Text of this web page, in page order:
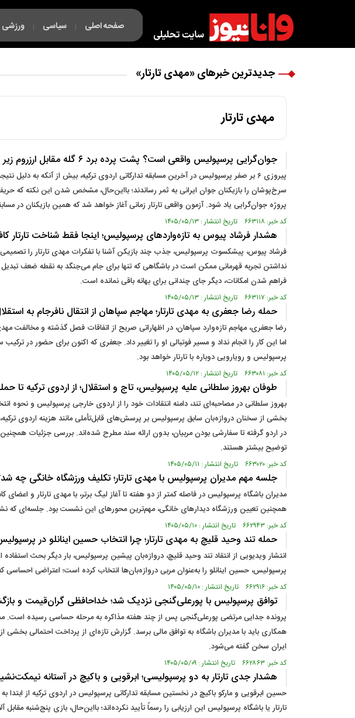
صفحه اصلی | سیاسی | ورزشی
فکت لایف
جدیدترین خبرهای «مهدی تارتار»
مهدی تارتار
جوان‌گرایی پرسپولیس واقعی است؟ پشت پرده برد ۶ گله مقابل ارزروم زیر ۲۱ سال
پیروزی ۶ بر صفر پرسپولیس در آخرین مسابقه تدارکاتی اردوی ترکیه، بیش از آنکه به
پروژه جوان‌گرایی یاد شود. آزمون واقعی تارتار زمانی آغاز خواهد شد که همین بازیکنان در
کد خبر: ۶۶۳۱۱۸ تاریخ انتشار : ۱۴۰۵/۰۵/۱۳
هشدار فرشاد پیوس به تازه‌واردهای پرسپولیس؛ اینجا فقط شناخت تارتار
فرشاد پیوس، پیشکسوت پرسپولیس، جذب چند بازیکن آشنا با تفکرات مهدی تارتار را
فراهم شدن امکانات، دیگر جای چندانی برای بهانه باقی نمانده است.
کد خبر: ۶۶۳۱۱۷ تاریخ انتشار : ۱۴۰۵/۰۵/۱۳
حمله رضا جعفری به مهدی تارتار؛ مهاجم سپاهان از انتقال نافرجام به
رضا جعفری، مهاجم تازه‌وارد سپاهان، در اظهاراتی صریح از اتفاقات فصل گذشته و مخالفت
اما این کار را انجام نداد و مسیر فوتبالی او را تغییر داد. جعفری که اکنون برای حضور در
پرسپولیس و رویارویی دوباره با تارتار خواهد بود.
کد خبر: ۶۶۳۰۸۱ تاریخ انتشار : ۱۴۰۵/۰۵/۱۲
طوفان بهروز سلطانی علیه پرسپولیس، تاج و استقلال؛ از اردوی ترکیه تا
بهروز سلطانی در مصاحبه‌ای تند، دامنه انتقادات خود را از اردوی خارجی پرسپولیس و نحوه
بخشی از سخنان دروازه‌بان سابق پرسپولیس بر پرسش‌های قابل‌تأملی مانند هزینه اردوی
در اردو گرفته تا سفارشی بودن مربیان، بدون ارائه سند مطرح شده‌اند. بررسی جزئیات
توضیح بیشتر هستند.
کد خبر: ۶۶۳۰۲۰ تاریخ انتشار : ۱۴۰۵/۰۵/۱۱
جلسه مهم مدیران پرسپولیس با مهدی تارتار؛ تکلیف ورزشگاه خانگی چه
مدیران باشگاه پرسپولیس در فاصله کمتر از دو هفته تا آغاز لیگ برتر، با مهدی تارتار و
همچنین تعیین ورزشگاه دیدارهای خانگی، مهم‌ترین محورهای این نشست بود. جلسه‌ای که
کد خبر: ۶۶۲۹۴۳ تاریخ انتشار : ۱۴۰۵/۰۵/۱۰
حمله تند وحید قلیچ به مهدی تارتار؛ چرا انتخاب حسین اینانلو در
انتشار ویدیویی از انتقاد تند وحید قلیچ، دروازه‌بان پیشین پرسپولیس، بار دیگر بحث
پرسپولیس، حسین اینانلو را به‌عنوان مربی دروازه‌بان‌ها انتخاب کرده است؛ اعتراضی احساسی
کد خبر: ۶۶۲۹۱۶ تاریخ انتشار : ۱۴۰۵/۰۵/۱۰
توافق پرسپولیس با پورعلی‌گنجی نزدیک شد؛ خداحافظی گران‌قیمت و
پرونده جدایی مرتضی پورعلی‌گنجی پس از چند هفته مذاکره به مرحله حساسی رسیده است.
همکاری باید با مدیران باشگاه به توافق مالی برسد. گزارش تازه‌ای از پرداخت احتمالی
ایران سخن گفته می‌شود.
کد خبر: ۶۶۲۸۶۳ تاریخ انتشار : ۱۴۰۵/۰۵/۰۹
هشدار جدی تارتار به دو پرسپولیسی؛ ابرقویی و باکیچ در آستانه
حسین ابرقویی و مارکو باکیچ در نخستین مسابقه تدارکاتی پرسپولیس در اردوی ترکیه از
تارتار یا باشگاه پرسپولیس این ارزیابی را رسماً تأیید نکرده‌اند؛ بااین‌حال، بازی پنج‌شنبه